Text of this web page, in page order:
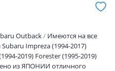
(1998-2003) Subaru Legacy
Outback
Имеются на все
Impreza (1994-2017)
2019) Forester (1995-2019)
из ЯПОНИИ отличного